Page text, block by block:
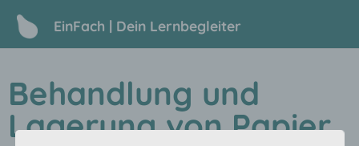
EinFach | Dein Lernbegleiter
Behandlung und
Lagerung von Papier